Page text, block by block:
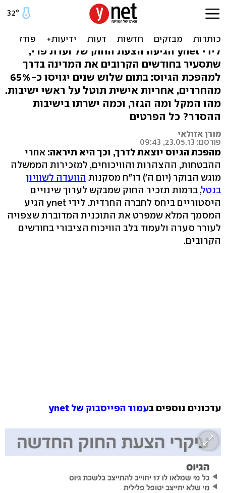
החוק החדש: 1,800 פטורים
לחרדים, גיוס בגיל 21
לידי ynet הגיעה הצעת החוק של ועדת פרי,
שתסעיר בחודשים הקרובים את המדינה בדרך
למהפכת הגיוס: בתום שלוש שנים יגויסו כ-65%
מהחרדים, אחריות אישית תוטל על ראשי ישיבות.
מהו המקל ומה הגזר, וכמה ישרתו בישיבות
ההסדר? כל הפרטים
מורן אזולאי
פורסם: 23.05.13, 09:43
מהפכת הגיוס יוצאת לדרך, וכך היא תיראה: אחרי
ההבטחות, ההצהרות והוויכוחים, למזכירות הממשלה
מוגש הבוקר (יום ה') דו"ח מסקנות הוועדה לשוויון
בנטל, בדמות תזכיר החוק שמבקש לערוך שינויים
היסטוריים ביחס לחברה החרדית. לידי ynet הגיע
המסמך המלא שמפרט את התוכנית המדוברת שצפויה
לעורר סערה ולעמוד בלב הוויכוח הציבורי בחודשים
הקרובים.
עדכונים נוספים בעמוד הפייסבוק של ynet